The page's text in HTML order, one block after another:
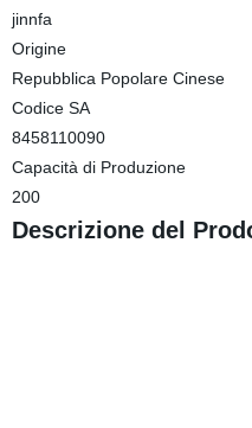
jinnfa
Origine
Repubblica Popolare Cinese
Codice SA
8458110090
Capacità di Produzione
200
Descrizione del